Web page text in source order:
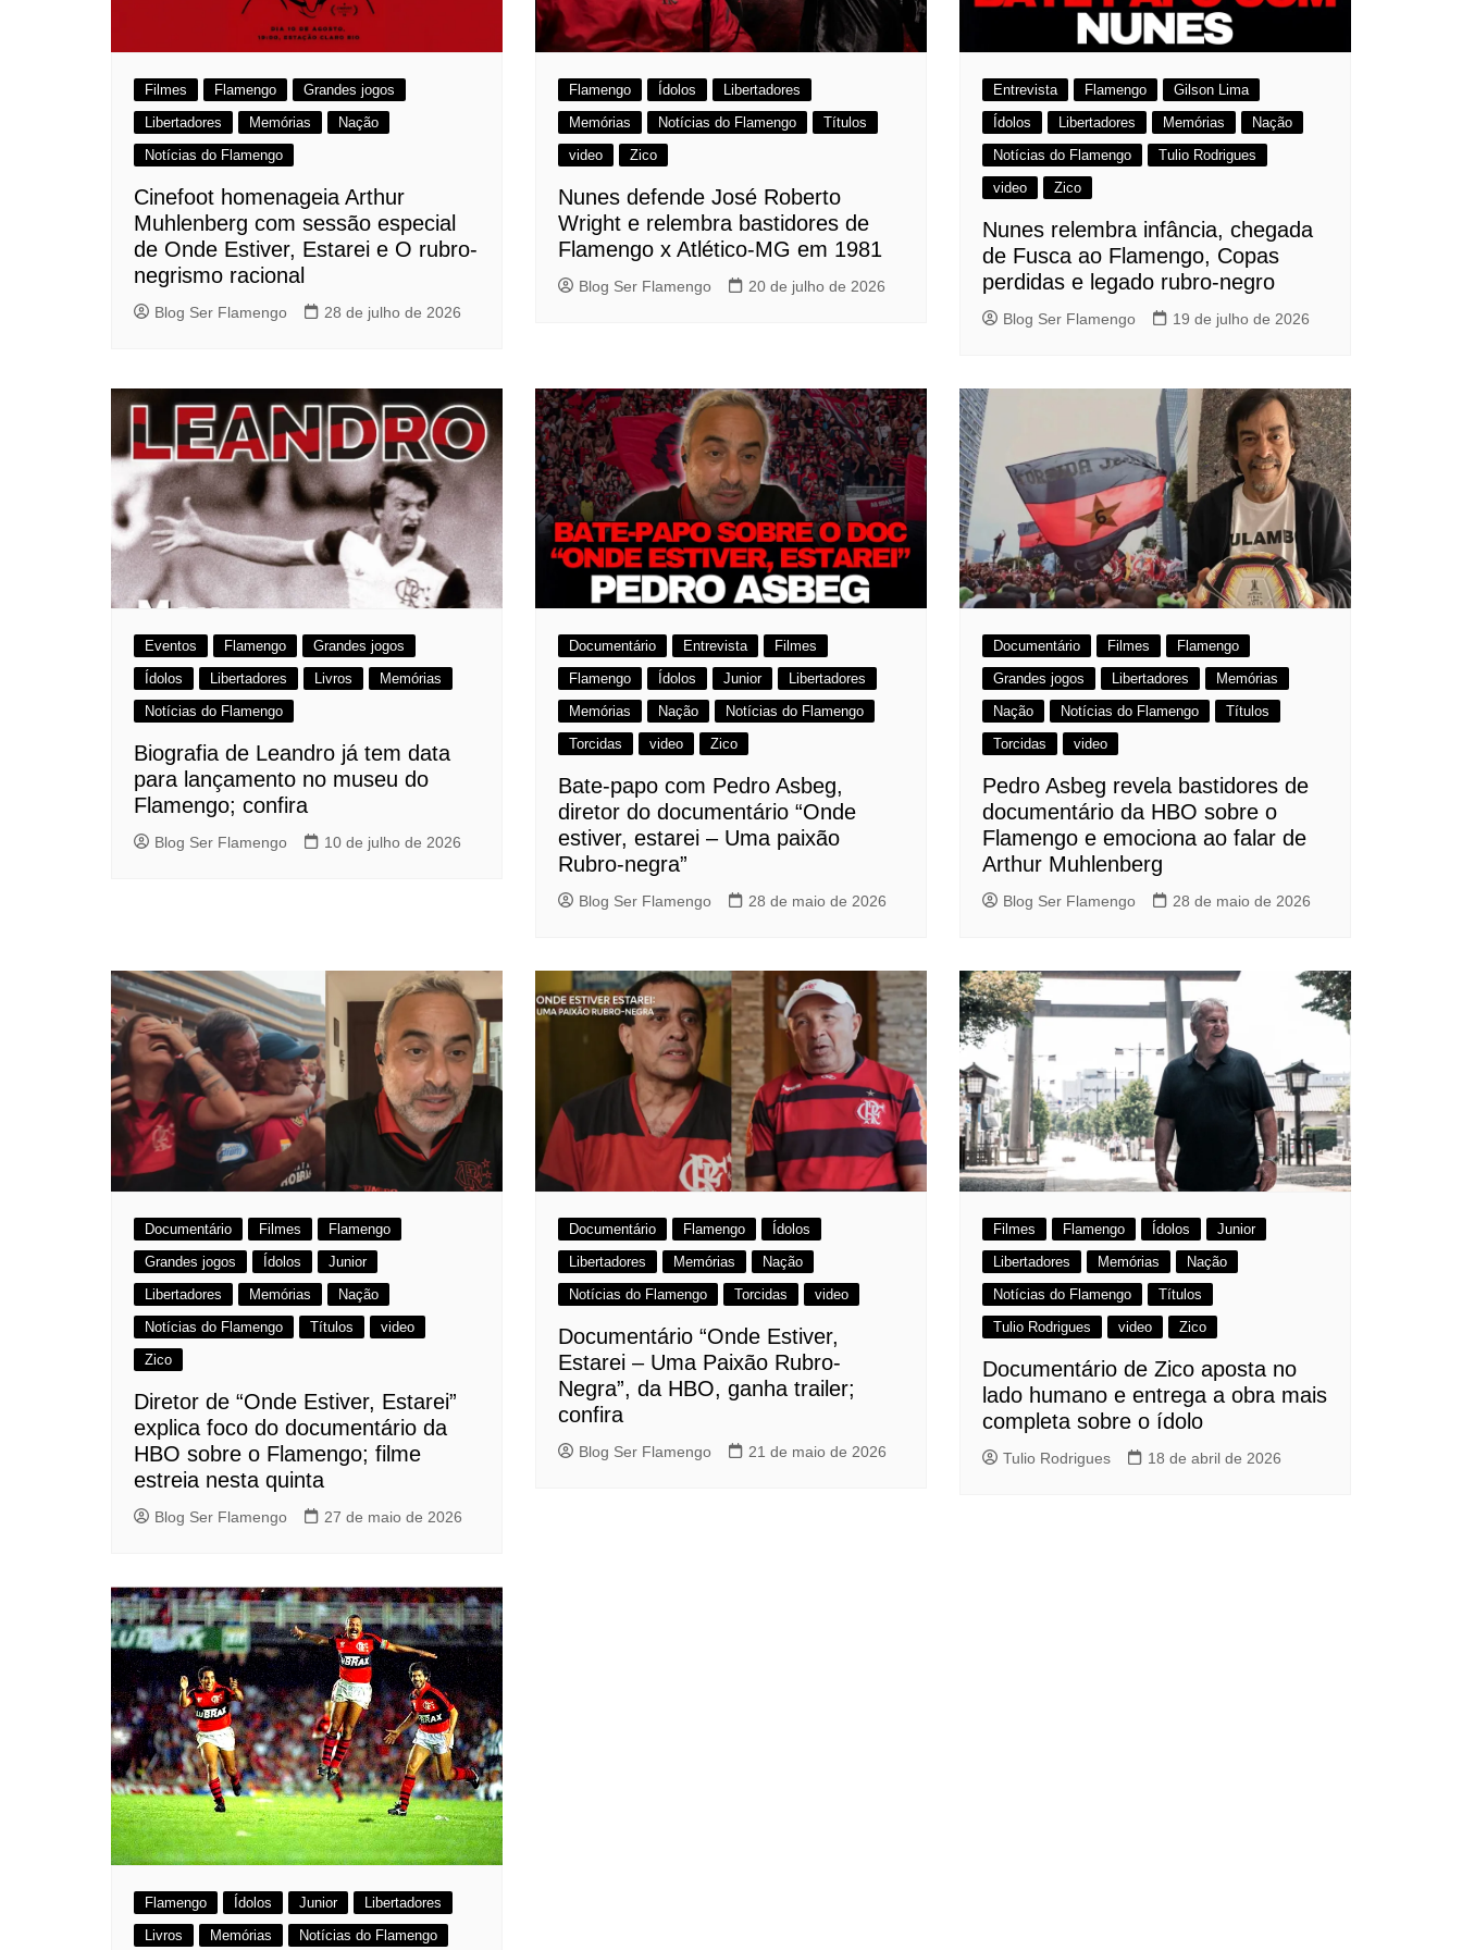
Filmes Flamengo
Grandes jogos
Libertadores
Memórias
Nação
Notícias do Flamengo
Cinefoot homenageia Arthur
Muhlenberg com sessão especial
de Onde Estiver, Estarei e O rubro-
negrismo racional
Blog Ser Flamengo 28 de julho de 2026
Flamengo Ídolos
Libertadores
Memórias
Notícias do Flamengo
Títulos
video
Zico
Nunes defende José Roberto
Wright e relembra bastidores de
Flamengo x Atlético-MG em 1981
Blog Ser Flamengo 20 de julho de 2026
Entrevista Flamengo
Gilson Lima
Ídolos
Libertadores Memórias
Nação
Notícias do Flamengo
Tulio Rodrigues
video
Zico
Nunes relembra infância, chegada
de Fusca ao Flamengo, Copas
perdidas e legado rubro-negro
Blog Ser Flamengo 19 de julho de 2026
Eventos Flamengo
Grandes jogos
Ídolos
Libertadores Livros
Memórias
Notícias do Flamengo
Biografia de Leandro já tem data
para lançamento no museu do
Flamengo; confira
Blog Ser Flamengo 10 de julho de 2026
Documentário Entrevista
Filmes
Flamengo
Ídolos Junior
Libertadores
Memórias
Nação
Notícias do Flamengo
Torcidas
video Zico
Bate-papo com Pedro Asbeg,
diretor do documentário “Onde
estiver, estarei – Uma paixão
Rubro-negra”
Blog Ser Flamengo 28 de maio de 2026
Documentário Filmes
Flamengo
Grandes jogos
Libertadores
Memórias
Nação
Notícias do Flamengo
Títulos
Torcidas
video
Pedro Asbeg revela bastidores de
documentário da HBO sobre o
Flamengo e emociona ao falar de
Arthur Muhlenberg
Blog Ser Flamengo 28 de maio de 2026
Documentário Filmes
Flamengo
Grandes jogos
Ídolos
Junior
Libertadores
Memórias
Nação
Notícias do Flamengo
Títulos
video
Zico
Diretor de “Onde Estiver, Estarei”
explica foco do documentário da
HBO sobre o Flamengo; filme
estreia nesta quinta
Blog Ser Flamengo 27 de maio de 2026
Documentário Flamengo
Ídolos
Libertadores
Memórias
Nação
Notícias do Flamengo
Torcidas video
Documentário “Onde Estiver,
Estarei – Uma Paixão Rubro-
Negra”, da HBO, ganha trailer;
confira
Blog Ser Flamengo 21 de maio de 2026
Filmes Flamengo Ídolos
Junior
Libertadores
Memórias
Nação
Notícias do Flamengo
Títulos
Tulio Rodrigues
video Zico
Documentário de Zico aposta no
lado humano e entrega a obra mais
completa sobre o ídolo
Tulio Rodrigues 18 de abril de 2026
Flamengo Ídolos Junior
Libertadores
Livros
Memórias Notícias do Flamengo